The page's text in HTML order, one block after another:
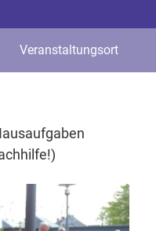
Veranstaltungsort